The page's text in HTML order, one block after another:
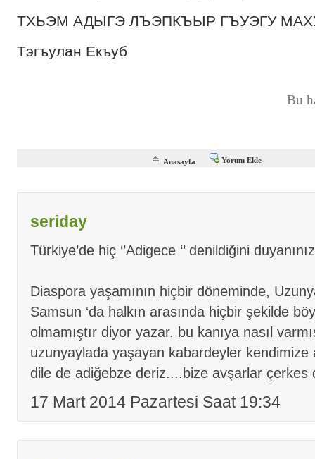
ТХЬЭМ АДЫГЭ ЛЪЭПКЪЫР ГЪУЭГУ
Тэгъулан Екъуб
Bu
Anasayfa Yorum Ekle
seriday
Türkiye’de hiç ‘’Adigece ‘’ denildiğini
Diaspora yaşamının hiçbir döneminde,
Samsun ‘da halkın arasında hiçbir şekilde
olmamıştır diyor yazar. bu kanıya nasıl
uzunyaylada yaşayan kabardeyler
dile de adiğebze deriz....bize avşarlar çerkes
17 Mart 2014 Pazartesi Saat 19:34